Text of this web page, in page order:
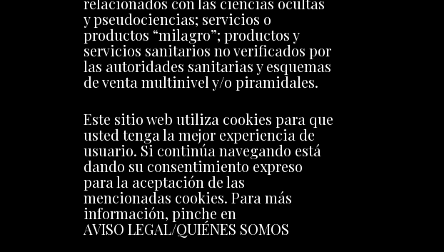
y pseudociencias; servicios o
productos “milagro”; productos y
servicios sanitarios no verificados por
las autoridades sanitarias y esquemas
de venta multinivel y/o piramidales.
Este sitio web utiliza cookies para que
usted tenga la mejor experiencia de
usuario. Si continúa navegando está
dando su consentimiento expreso
para la aceptación de las
mencionadas cookies. Para más
información, pinche en
AVISO LEGAL/QUIÉNES SOMOS